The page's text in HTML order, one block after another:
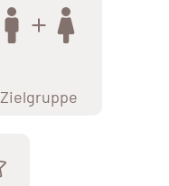
Zielgruppe